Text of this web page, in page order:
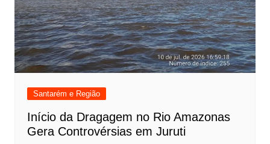
Santarém e Região
Início da Dragagem no Rio Amazonas
Gera Controvérsias em Juruti